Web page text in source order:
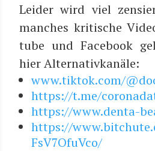
Lei­der wird viel
man­ches kri­ti­sche
tube und Face­book
hier Alternativkanäle:
www.tiktok.com/
https://t.me/
https://www.denta-
https://
FsV7OfuVco/